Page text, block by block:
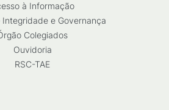
à Informação
e Governança
Colegiados
Ouvidoria
RSC-TAE